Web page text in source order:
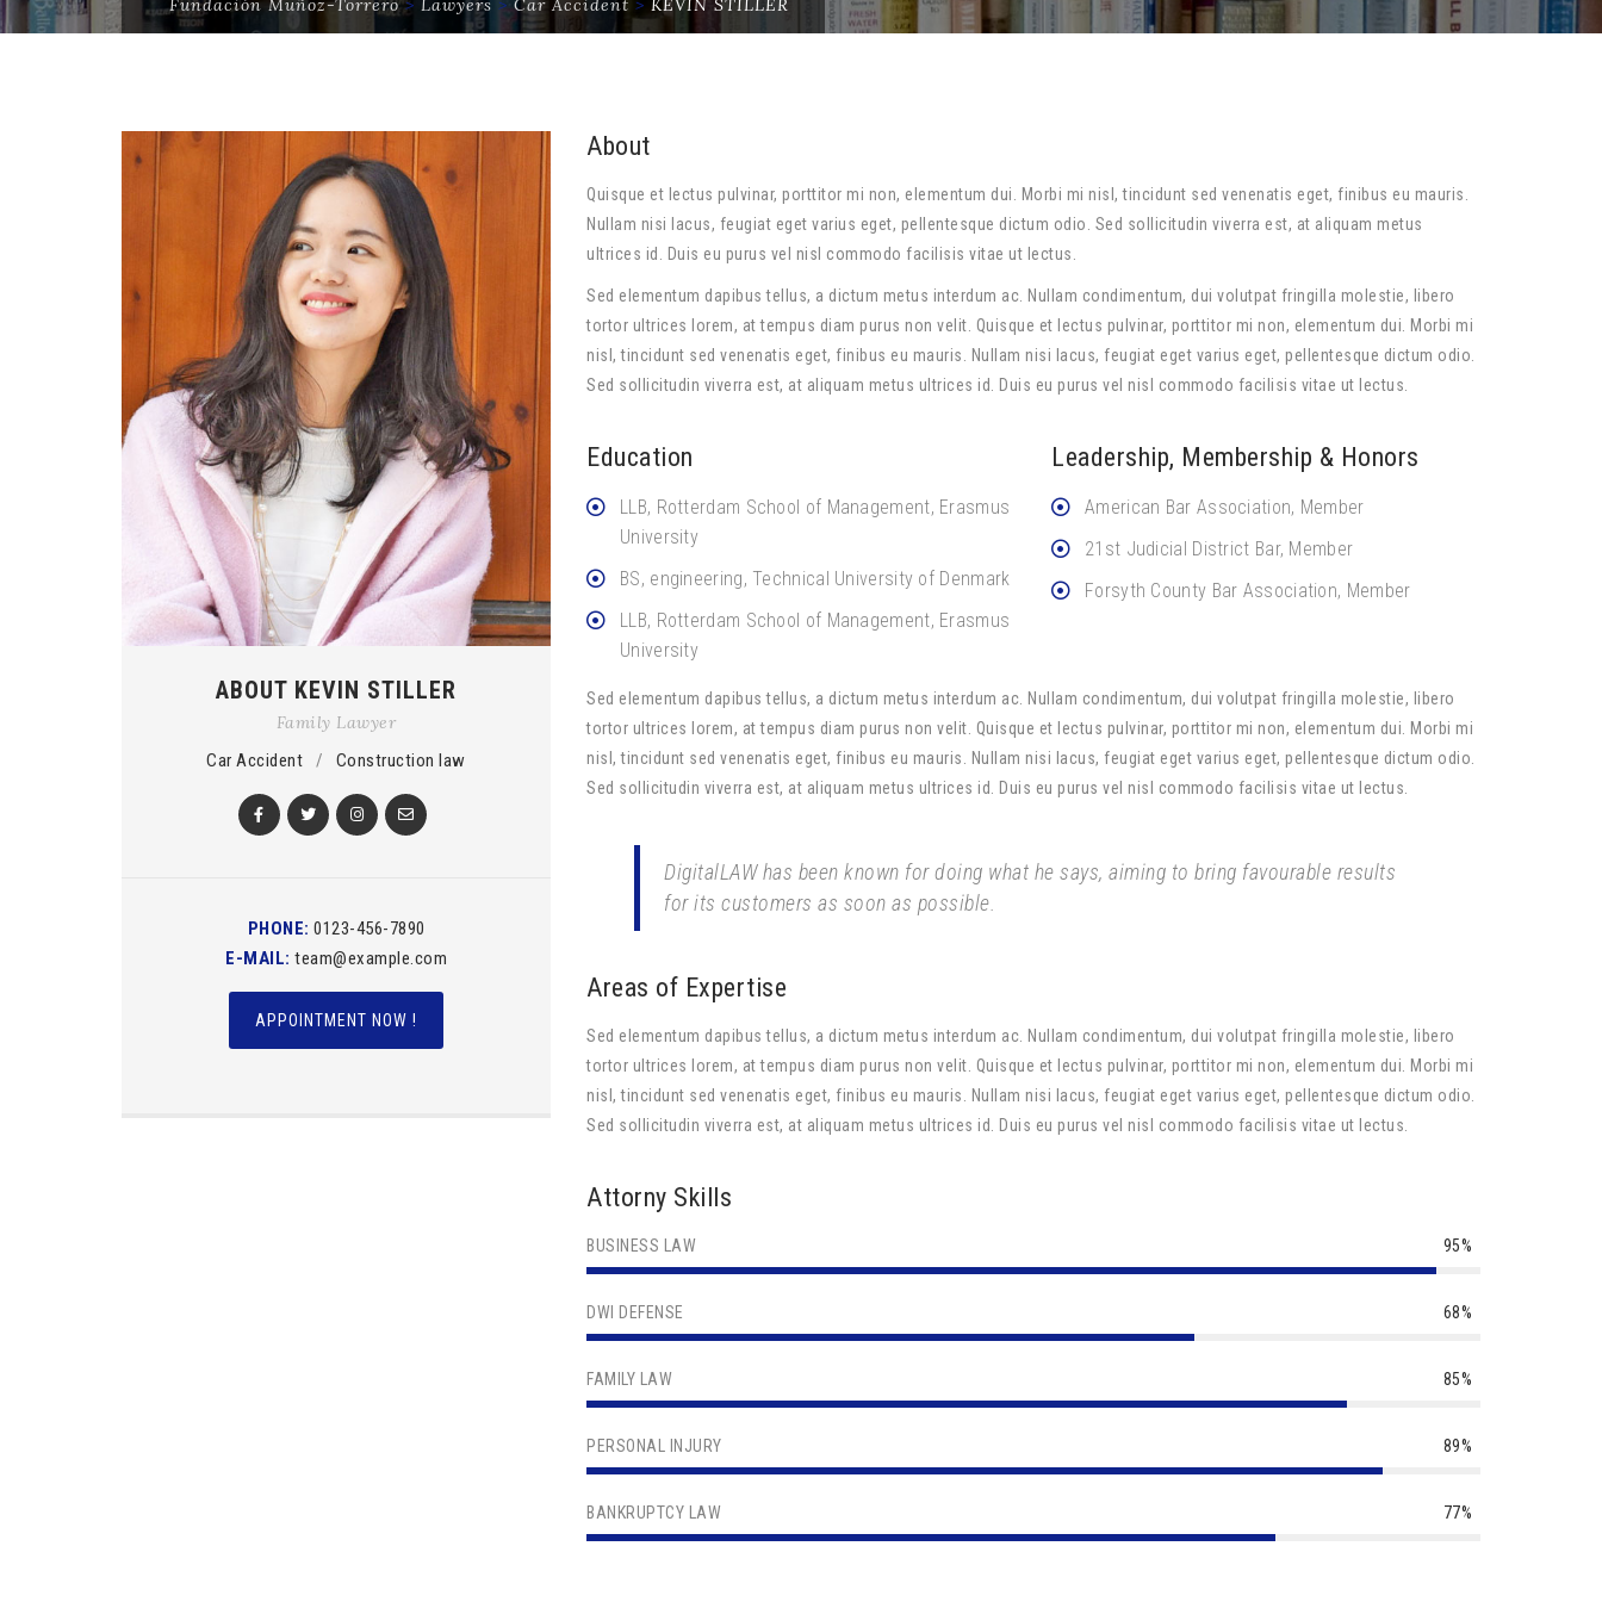
Fundación Muñoz-Torrero> Lawyers >Car Accident > KEVIN STILLER
ABOUT KEVIN STILLER
Family Lawyer
Car Accident / Construction law
PHONE: 0123-456-7890
E-MAIL: team@example.com
APPOINTMENT NOW !
About
Quisque et lectus pulvinar, porttitor mi non, elementum dui. Morbi mi nisl, tincidunt sed venenatis eget, finibus eu mauris.
Nullam nisi lacus, feugiat eget varius eget, pellentesque dictum odio. Sed sollicitudin viverra est, at aliquam metus
ultrices id. Duis eu purus vel nisl commodo facilisis vitae ut lectus.
Sed elementum dapibus tellus, a dictum metus interdum ac. Nullam condimentum, dui volutpat fringilla molestie, libero
tortor ultrices lorem, at tempus diam purus non velit. Quisque et lectus pulvinar, porttitor mi non, elementum dui. Morbi mi
nisl, tincidunt sed venenatis eget, finibus eu mauris. Nullam nisi lacus, feugiat eget varius eget, pellentesque dictum odio.
Sed sollicitudin viverra est, at aliquam metus ultrices id. Duis eu purus vel nisl commodo facilisis vitae ut lectus.
Education
LLB, Rotterdam School of Management, Erasmus
University
BS, engineering, Technical University of Denmark
LLB, Rotterdam School of Management, Erasmus
University
Leadership, Membership & Honors
American Bar Association, Member
21st Judicial District Bar, Member
Forsyth County Bar Association, Member
Sed elementum dapibus tellus, a dictum metus interdum ac. Nullam condimentum, dui volutpat fringilla molestie, libero
tortor ultrices lorem, at tempus diam purus non velit. Quisque et lectus pulvinar, porttitor mi non, elementum dui. Morbi mi
nisl, tincidunt sed venenatis eget, finibus eu mauris. Nullam nisi lacus, feugiat eget varius eget, pellentesque dictum odio.
Sed sollicitudin viverra est, at aliquam metus ultrices id. Duis eu purus vel nisl commodo facilisis vitae ut lectus.
DigitalLAW has been known for doing what he says, aiming to bring favourable results
for its customers as soon as possible.
Areas of Expertise
Sed elementum dapibus tellus, a dictum metus interdum ac. Nullam condimentum, dui volutpat fringilla molestie, libero
tortor ultrices lorem, at tempus diam purus non velit. Quisque et lectus pulvinar, porttitor mi non, elementum dui. Morbi mi
nisl, tincidunt sed venenatis eget, finibus eu mauris. Nullam nisi lacus, feugiat eget varius eget, pellentesque dictum odio.
Sed sollicitudin viverra est, at aliquam metus ultrices id. Duis eu purus vel nisl commodo facilisis vitae ut lectus.
Attorny Skills
BUSINESS LAW 95%
DWI DEFENSE 68%
FAMILY LAW 85%
PERSONAL INJURY 89%
BANKRUPTCY LAW 77%